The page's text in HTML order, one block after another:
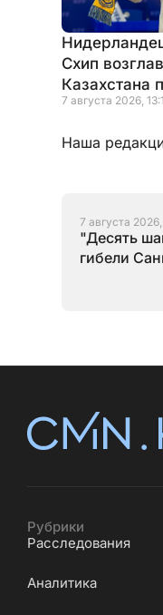
Схип
Казахстана
7 августа 2026,
Наша
7 августа
"Десять
гибели
Рубрики
Расследования
Аналитика